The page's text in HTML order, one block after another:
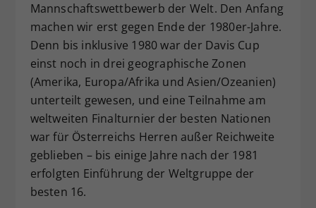
Mannschaftswettbewerb der Welt. Den Anfang
machen wir erst gegen Ende der 1980er-Jahre.
Denn bis inklusive 1980 war der Davis Cup
einst noch in drei geographische Zonen
(Amerika, Europa/Afrika und Asien/Ozeanien)
unterteilt gewesen, und eine Teilnahme am
weltweiten Finalturnier der besten Nationen
war für Österreichs Herren außer Reichweite
geblieben – bis einige Jahre nach der 1981
erfolgten Einführung der Weltgruppe der
besten 16.